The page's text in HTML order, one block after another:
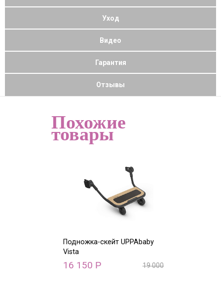
Уход
Видео
Гарантия
Отзывы
Похожие
товары
Подножка-скейт UPPAbaby
Vista
16 150 Р 19 000